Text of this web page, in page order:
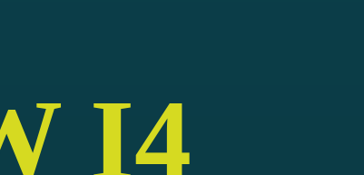
I4